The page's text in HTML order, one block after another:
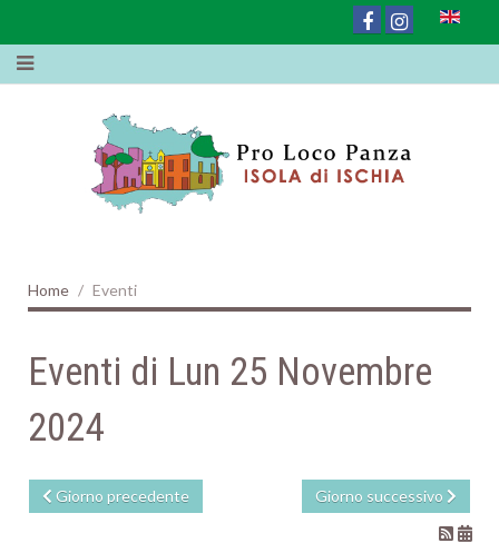
Home Eventi
Eventi di Lun 25 Novembre
2024
Giorno precedente Giorno successivo